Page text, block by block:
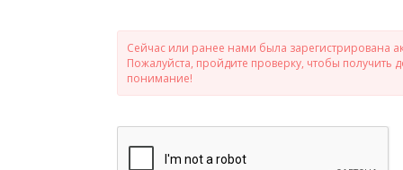
Сейчас или ранее нами была зарегистрирована
Пожалуйста, пройдите проверку, чтобы
понимание!